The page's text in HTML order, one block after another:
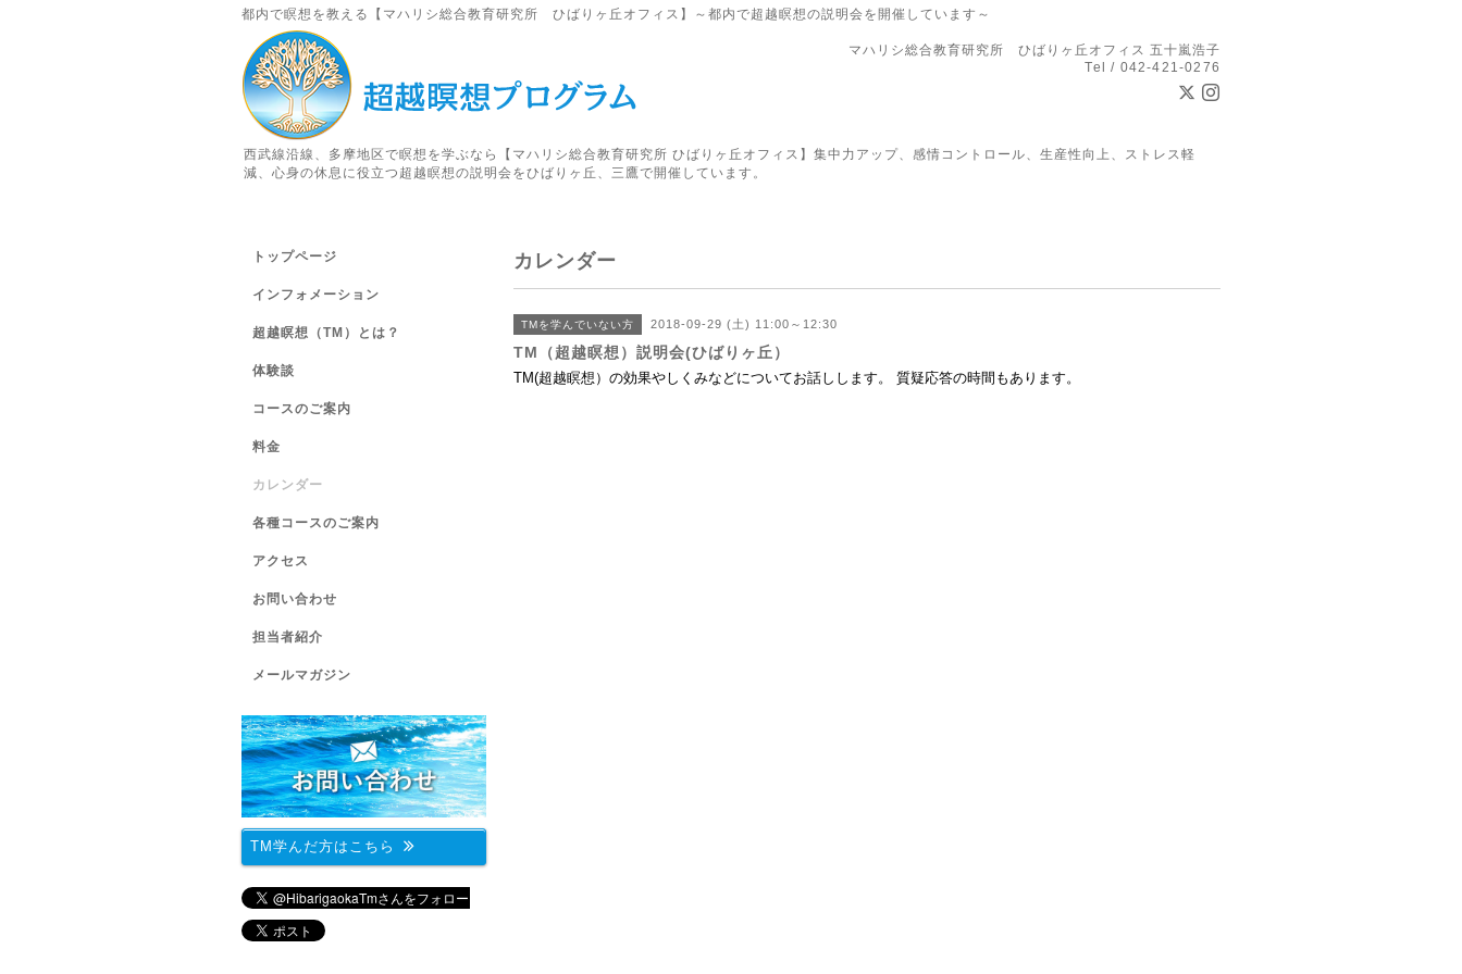
都内で瞑想を教える【マハリシ総合教育研究所 ひばりヶ丘オフィス】～都内で超越瞑想の説明会を開催しています～
マハリシ総合教育研究所 ひばりヶ丘オフィス 五十嵐浩子
Tel / 042-421-0276
西武線沿線、多摩地区で瞑想を学ぶなら【マハリシ総合教育研究所 ひばりヶ丘オフィス】集中力アップ、感情コントロール、生産性向上、ストレス軽
減、心身の休息に役立つ超越瞑想の説明会をひばりヶ丘、三鷹で開催しています。
カレンダー
TMを学んでいない方 2018-09-29 (土) 11:00～12:30
TM（超越瞑想）説明会(ひばりヶ丘）
TM(超越瞑想）の効果やしくみなどについてお話しします。 質疑応答の時間もあります。
トップページ
インフォメーション
超越瞑想（TM）とは？
体験談
コースのご案内
料金
カレンダー
各種コースのご案内
アクセス
お問い合わせ
担当者紹介
メールマガジン
TM学んだ方はこちら